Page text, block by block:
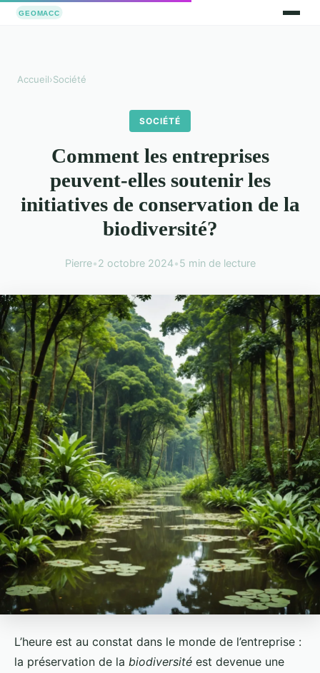
Accueil›Société
SOCIÉTÉ
Comment les entreprises
peuvent-elles soutenir les
initiatives de conservation de la
biodiversité?
Pierre•2 octobre 2024•5 min de lecture
L’heure est au constat dans le monde de l’entreprise :
la préservation de la biodiversité est devenue une